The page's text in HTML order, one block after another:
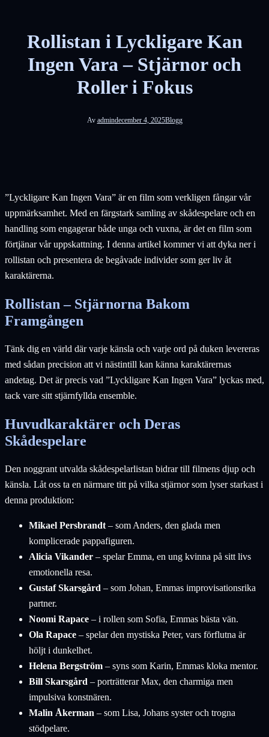
Rollistan i Lyckligare Kan
Ingen Vara – Stjärnor och
Roller i Fokus
Av admindecember 4, 2025Blogg
”Lyckligare Kan Ingen Vara” är en film som verkligen fångar vår
uppmärksamhet. Med en färgstark samling av skådespelare och en
handling som engagerar både unga och vuxna, är det en film som
förtjänar vår uppskattning. I denna artikel kommer vi att dyka ner i
rollistan och presentera de begåvade individer som ger liv åt
karaktärerna.
Rollistan – Stjärnorna Bakom
Framgången
Tänk dig en värld där varje känsla och varje ord på duken levereras
med sådan precision att vi nästintill kan känna karaktärernas
andetag. Det är precis vad ”Lyckligare Kan Ingen Vara” lyckas med,
tack vare sitt stjärnfyllda ensemble.
Huvudkaraktärer och Deras
Skådespelare
Den noggrant utvalda skådespelarlistan bidrar till filmens djup och
känsla. Låt oss ta en närmare titt på vilka stjärnor som lyser starkast i
denna produktion:
Mikael Persbrandt – som Anders, den glada men
komplicerade pappafiguren.
Alicia Vikander – spelar Emma, en ung kvinna på sitt livs
emotionella resa.
Gustaf Skarsgård – som Johan, Emmas improvisationsrika
partner.
Noomi Rapace – i rollen som Sofia, Emmas bästa vän.
Ola Rapace – spelar den mystiska Peter, vars förflutna är
höljt i dunkelhet.
Helena Bergström – syns som Karin, Emmas kloka mentor.
Bill Skarsgård – porträtterar Max, den charmiga men
impulsiva konstnären.
Malin Åkerman – som Lisa, Johans syster och trogna
stödpelare.